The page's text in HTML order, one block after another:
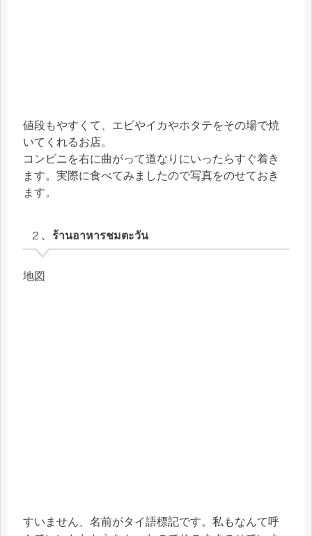
値段もやすくて、エビやイカやホタテをその場で焼
いてくれるお店。
コンビニを右に曲がって道なりにいったらすぐ着き
ます。実際に食べてみましたので写真をのせておき
ます。
２、ร้านอาหารชมตะวัน
地図
すいません、名前がタイ語標記です。私もなんて呼